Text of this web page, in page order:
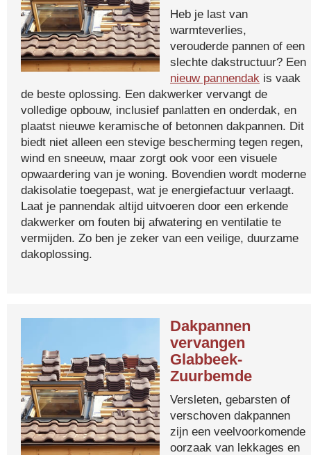
Heb je last van
warmteverlies,
verouderde pannen of een
slechte dakstructuur? Een
nieuw pannendak is vaak
de beste oplossing. Een dakwerker vervangt de
volledige opbouw, inclusief panlatten en onderdak, en
plaatst nieuwe keramische of betonnen dakpannen. Dit
biedt niet alleen een stevige bescherming tegen regen,
wind en sneeuw, maar zorgt ook voor een visuele
opwaardering van je woning. Bovendien wordt moderne
dakisolatie toegepast, wat je energiefactuur verlaagt.
Laat je pannendak altijd uitvoeren door een erkende
dakwerker om fouten bij afwatering en ventilatie te
vermijden. Zo ben je zeker van een veilige, duurzame
dakoplossing.
Dakpannen
vervangen
Glabbeek-
Zuurbemde
Versleten, gebarsten of
verschoven dakpannen
zijn een veelvoorkomende
oorzaak van lekkages en